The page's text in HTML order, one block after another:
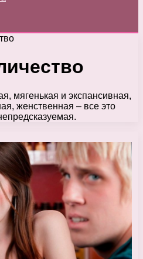
мягенькая и экспансивная,
женственная – все это